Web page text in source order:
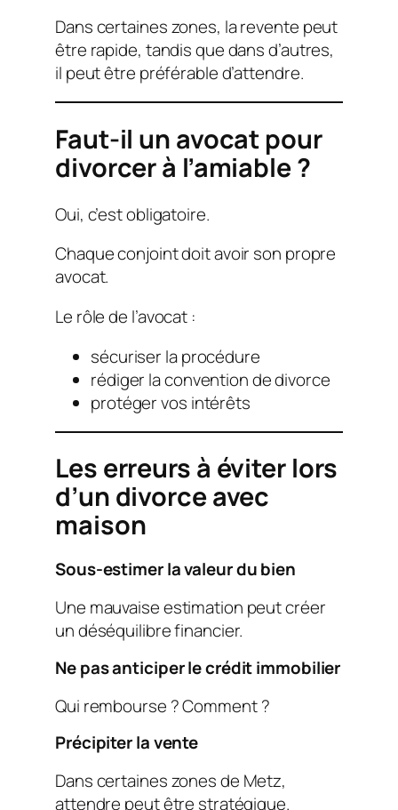
Dans certaines zones, la revente peut
être rapide, tandis que dans d’autres,
il peut être préférable d’attendre.
Faut-il un avocat pour
divorcer à l’amiable ?
Oui, c’est obligatoire.
Chaque conjoint doit avoir son propre
avocat.
Le rôle de l’avocat :
sécuriser la procédure
rédiger la convention de divorce
protéger vos intérêts
Les erreurs à éviter lors
d’un divorce avec
maison
Sous-estimer la valeur du bien
Une mauvaise estimation peut créer
un déséquilibre financier.
Ne pas anticiper le crédit immobilier
Qui rembourse ? Comment ?
Précipiter la vente
Dans certaines zones de Metz,
attendre peut être stratégique.